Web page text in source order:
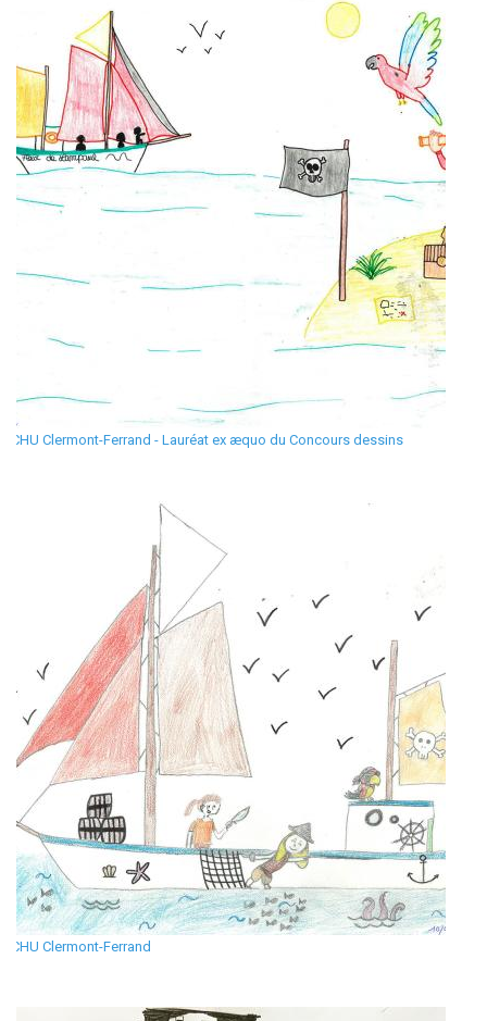
CHU Clermont-Ferrand - Lauréat ex æquo du Concours dessins
CHU Clermont-Ferrand